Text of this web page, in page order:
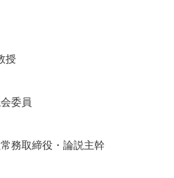
授
委員
務取締役・論説主幹